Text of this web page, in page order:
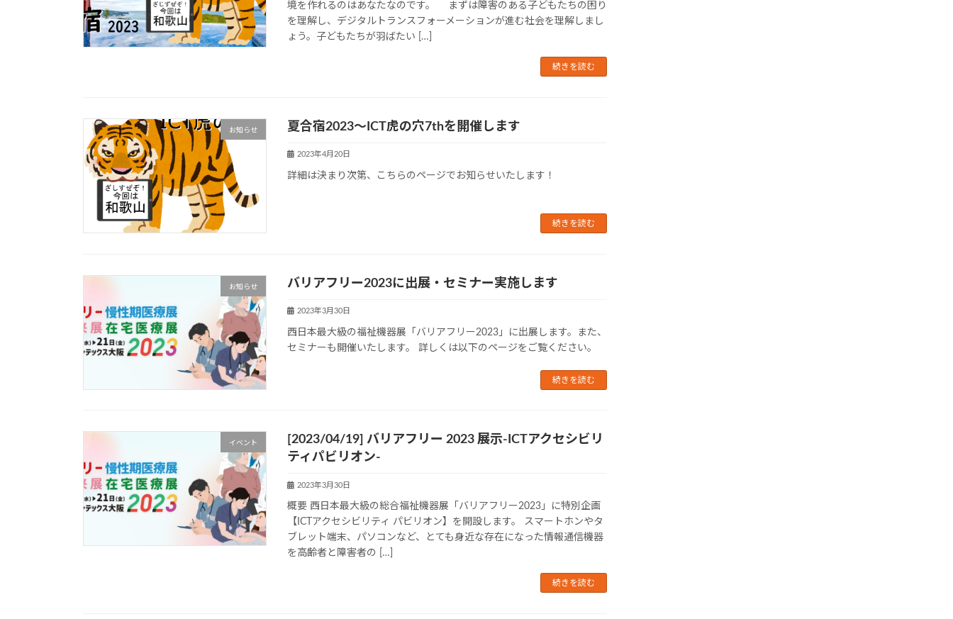
境を作れるのはあなたなのです。 まずは障害のある子どもたちの困り
を理解し、デジタルトランスフォーメーションが進む社会を理解しまし
ょう。子どもたちが羽ばたい […]
続きを読む
お知らせ 夏合宿2023～ICT虎の穴7thを開催します
2023年4月20日
詳細は決まり次第、こちらのページでお知らせいたします！
続きを読む
お知らせ バリアフリー2023に出展・セミナー実施します
2023年3月30日
西日本最大級の福祉機器展「バリアフリー2023」に出展します。また、
セミナーも開催いたします。 詳しくは以下のページをご覧ください。
続きを読む
イベント
[2023/04/19] バリアフリー 2023 展示-ICTアクセシビリ
ティパビリオン-
2023年3月30日
概要 西日本最大級の総合福祉機器展「バリアフリー2023」に特別企画
【ICTアクセシビリティ パビリオン】を開設します。 スマートホンやタ
ブレット端末、パソコンなど、とても身近な存在になった情報通信機器
を高齢者と障害者の […]
続きを読む